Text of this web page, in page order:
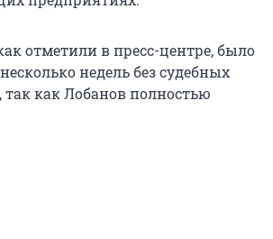
отметили в пресс-центре, было
недель без судебных
так как Лобанов полностью